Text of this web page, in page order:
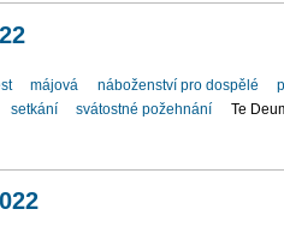
májová náboženství pro dospělé
setkání svátostné požehnání Te